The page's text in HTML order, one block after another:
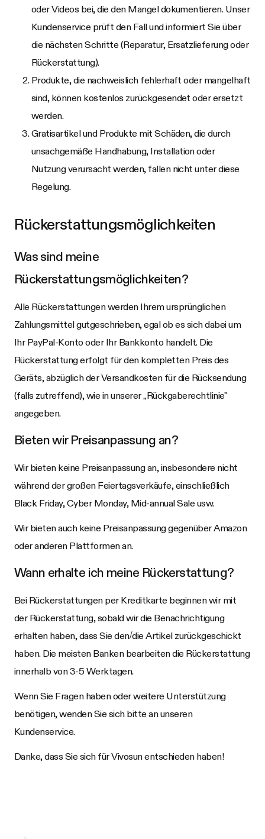
oder Videos bei, die den Mangel dokumentieren. Unser
Kundenservice prüft den Fall und informiert Sie über
die nächsten Schritte (Reparatur, Ersatzlieferung oder
Rückerstattung).
Produkte, die nachweislich fehlerhaft oder mangelhaft
sind, können kostenlos zurückgesendet oder ersetzt
werden.
Gratisartikel und Produkte mit Schäden, die durch
unsachgemäße Handhabung, Installation oder
Nutzung verursacht werden, fallen nicht unter diese
Regelung.
Rückerstattungsmöglichkeiten
Was sind meine
Rückerstattungsmöglichkeiten?
Alle Rückerstattungen werden Ihrem ursprünglichen
Zahlungsmittel gutgeschrieben, egal ob es sich dabei um
Ihr PayPal-Konto oder Ihr Bankkonto handelt. Die
Rückerstattung erfolgt für den kompletten Preis des
Geräts, abzüglich der Versandkosten für die Rücksendung
(falls zutreffend), wie in unserer „Rückgaberechtlinie"
angegeben.
Bieten wir Preisanpassung an?
Wir bieten keine Preisanpassung an, insbesondere nicht
während der großen Feiertagsverkäufe, einschließlich
Black Friday, Cyber Monday, Mid-annual Sale usw.
Wir bieten auch keine Preisanpassung gegenüber Amazon
oder anderen Plattformen an.
Wann erhalte ich meine Rückerstattung?
Bei Rückerstattungen per Kreditkarte beginnen wir mit
der Rückerstattung, sobald wir die Benachrichtigung
erhalten haben, dass Sie den/die Artikel zurückgeschickt
haben. Die meisten Banken bearbeiten die Rückerstattung
innerhalb von 3-5 Werktagen.
Wenn Sie Fragen haben oder weitere Unterstützung
benötigen, wenden Sie sich bitte an unseren
Kundenservice.
Danke, dass Sie sich fürVivosunentschieden haben!